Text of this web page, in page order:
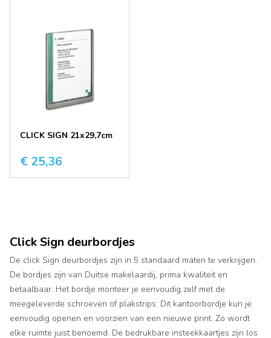
CLICK SIGN 21x29,7cm
€ 25,36
Click Sign deurbordjes
De click Sign deurbordjes zijn in 5 standaard maten te verkrijgen.
De bordjes zijn van Duitse makelaardij, prima kwaliteit en
betaalbaar. Het bordje monteer je eenvoudig zelf met de
meegeleverde schroeven of plakstrips. Dit kantoorbordje kun je
eenvoudig openen en voorzien van een nieuwe print. Zo wordt
elke ruimte juist benoemd. De bedrukbare insteekkaartjes zijn los